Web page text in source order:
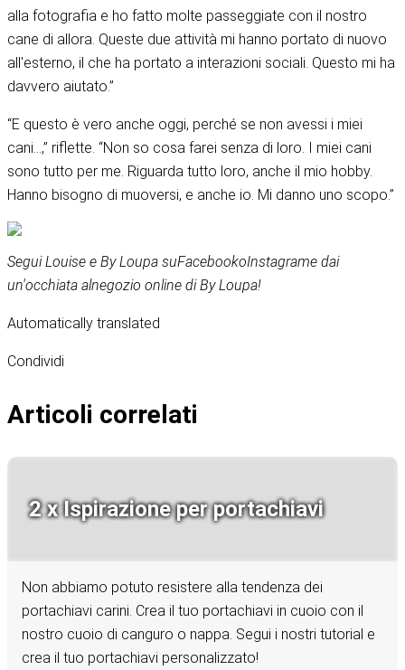
alla fotografia e ho fatto molte passeggiate con il nostro
cane di allora. Queste due attività mi hanno portato di nuovo
all'esterno, il che ha portato a interazioni sociali. Questo mi ha
davvero aiutato.”
“E questo è vero anche oggi, perché se non avessi i miei
cani...,” riflette. “Non so cosa farei senza di loro. I miei cani
sono tutto per me. Riguarda tutto loro, anche il mio hobby.
Hanno bisogno di muoversi, e anche io. Mi danno uno scopo.”
Segui Louise e By Loupa suFacebookoInstagrame dai
un'occhiata alnegozio online di By Loupa!
Automatically translated
Condividi
Articoli correlati
2 x Ispirazione per portachiavi
Non abbiamo potuto resistere alla tendenza dei
portachiavi carini. Crea il tuo portachiavi in cuoio con il
nostro cuoio di canguro o nappa. Segui i nostri tutorial e
crea il tuo portachiavi personalizzato!